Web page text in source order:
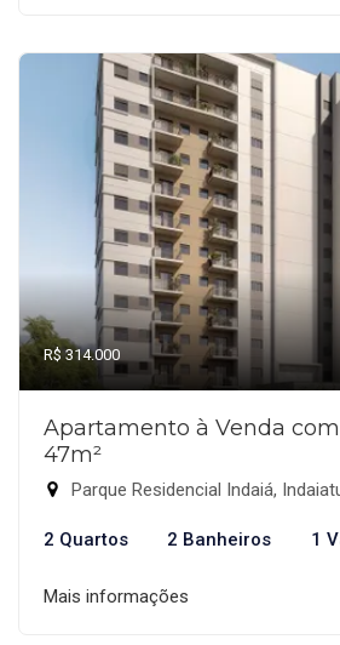
R$ 314.000
Apartamento à Venda
47m²
Parque Residencial Indaiá,
2 Quartos 2 Banheiros 1
Mais informações